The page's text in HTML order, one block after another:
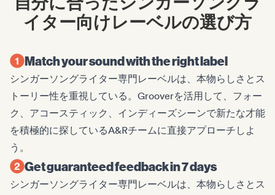
イター向けレーベルの選び方
Match your sound with the right label
シンガーソングライター専門レーベルは、本物らしさとス
トーリー性を重視している。Grooverを活用して、フォー
ク、アコースティック、インディーズシーンで新たな才能
を積極的に探しているA&Rチームに直接アプローチしよ
う。
Get guaranteed feedback in 7 days
シンガーソングライター専門レーベルは、本物らしさとス